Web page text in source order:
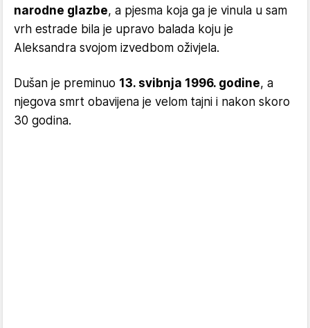
narodne glazbe, a pjesma koja ga je vinula u sam
vrh estrade bila je upravo balada koju je
Aleksandra svojom izvedbom oživjela.
Dušan je preminuo 13. svibnja 1996. godine, a
njegova smrt obavijena je velom tajni i nakon skoro
30 godina.